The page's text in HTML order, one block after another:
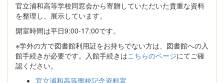
官立浦和高等学校同窓会から寄贈していただいた貴重な資料
を整理し、展示しています。
開室時間は平日9:00-17:00です。
※学外の方で図書館利用証をお持ちでない方は、図書館への入
館手続きが必要です。入館手続きはこちらのページにてご確
認ください。
官立浦和高等學校記念資料室